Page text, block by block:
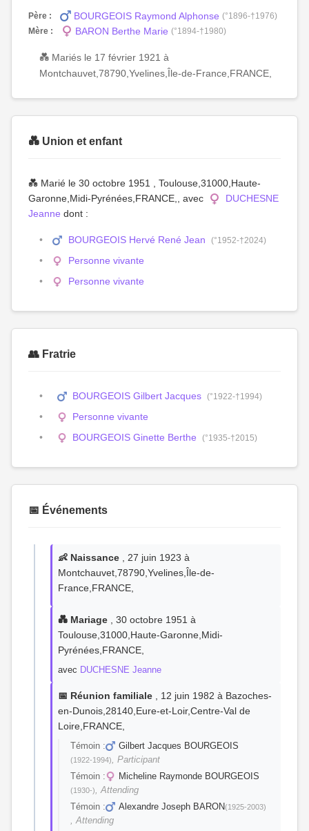
Père : BOURGEOIS Raymond Alphonse (°1896-†1976)
Mère :
BARON Berthe Marie (°1894-†1980)
💑 Mariés le 17 février 1921 à
Montchauvet,78790,Yvelines,Île-de-France,FRANCE,
💑 Union et enfant
💑 Marié le 30 octobre 1951 , Toulouse,31000,Haute-
Garonne,Midi-Pyrénées,FRANCE,, avec
DUCHESNE
Jeanne dont :
BOURGEOIS Hervé René Jean (°1952-†2024)
Personne vivante
Personne vivante
👥 Fratrie
BOURGEOIS Gilbert Jacques (°1922-†1994)
Personne vivante
BOURGEOIS Ginette Berthe
(°1935-†2015)
📅 Événements
👶 Naissance , 27 juin 1923 à
Montchauvet,78790,Yvelines,Île-de-
France,FRANCE,
💑 Mariage , 30 octobre 1951 à
Toulouse,31000,Haute-Garonne,Midi-
Pyrénées,FRANCE,
avec DUCHESNE Jeanne
📅 Réunion familiale , 12 juin 1982 à Bazoches-
en-Dunois,28140,Eure-et-Loir,Centre-Val de
Loire,FRANCE,
Témoin : Gilbert Jacques BOURGEOIS
(1922-1994), Participant
Témoin :
Micheline Raymonde BOURGEOIS
(1930-), Attending
Témoin :
Alexandre Joseph BARON(1925-2003)
, Attending